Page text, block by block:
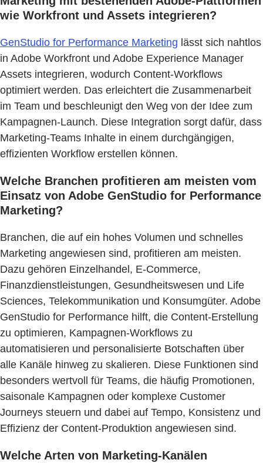
wie Workfront und Assets integrieren?
GenStudio for Performance Marketing lässt sich nahtlos
in Adobe Workfront und Adobe Experience Manager
Assets integrieren, wodurch Content-Workflows
optimiert werden. Das erleichtert die Zusammenarbeit
im Team und beschleunigt den Weg von der Idee zum
Kampagnen-Launch. Diese Integration sorgt dafür, dass
Marketing-Teams Inhalte in einem durchgängigen,
effizienten Workflow erstellen können.
Welche Branchen profitieren am meisten vom
Einsatz von Adobe GenStudio for Performance
Marketing?
Branchen, die auf ein hohes Volumen und schnelles
Marketing angewiesen sind, profitieren am meisten.
Dazu gehören Einzelhandel, E-Commerce,
Finanzdienstleistungen, Gesundheitswesen und Life
Sciences, Telekommunikation und Konsumgüter. Adobe
GenStudio for Performance hilft, die Content-Erstellung
zu optimieren, Kampagnen-Workflows zu
automatisieren und personalisierte Botschaften über
alle Kanäle hinweg zu skalieren. Diese Funktionen sind
besonders wertvoll für Teams, die häufig Promotionen,
saisonale Kampagnen oder komplexe Customer
Journeys steuern und dabei auf Tempo, Konsistenz und
Effizienz der Content-Produktion angewiesen sind.
Welche Arten von Marketing-Kanälen